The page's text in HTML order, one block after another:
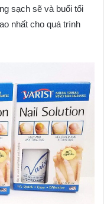
sạch sẽ và buổi tối
nhất cho quá trình